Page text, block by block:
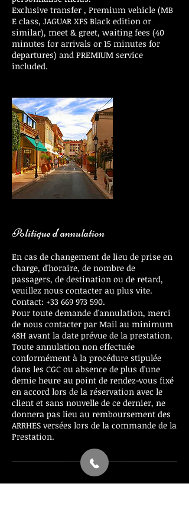
Exclusive transfer , Premium vehicle (MB
E class, JAGUAR XFS Black edition or
similar), meet & greet, waiting fees (40
minutes for arrivals or 15 minutes for
departures) and PREMIUM service
included.
Politique d'annulation
En cas de changement de lieu de prise en
charge, d'horaire, de nombre de
passagers, de destination ou de retard,
veuillez nous contacter au plus vite.
Contact: +33 669 973 590.
Pour toute demande d'annulation, merci
de nous contacter par Mail au minimum
48H avant la date prévue de la prestation.
Toute annulation non effectuée
conformément à la procédure stipulée
dans les CGC ou absence de plus d'une
demie heure au point de rendez-vous fixé
en accord lors de la réservation avec le
client et sans nouvelle de ce dernier, ne
donnera pas lieu au remboursement des
ARRHES versées lors de la commande de la
Prestation.
Coordonnées